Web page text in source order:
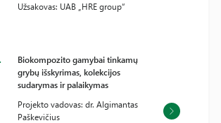
Užsakovas: UAB „HRE group“
Biokompozito gamybai tinkamų
grybų išskyrimas, kolekcijos
sudarymas ir palaikymas
Projekto vadovas: dr. Algimantas
Paškevičius